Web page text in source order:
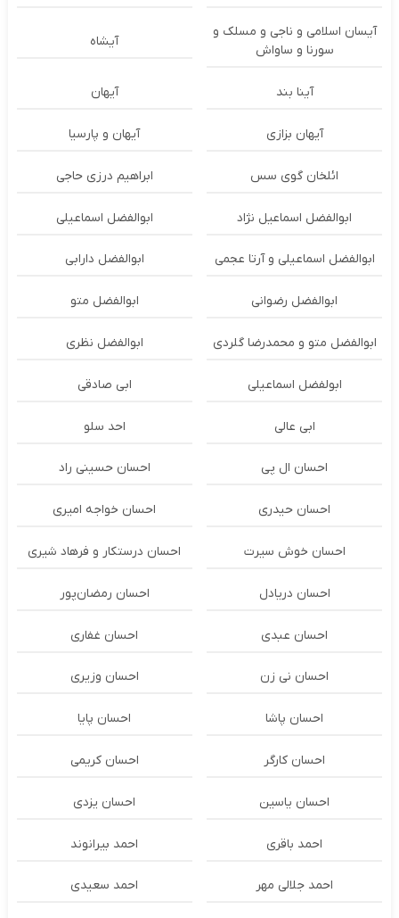
آیسان اسلامی و ناجی و مسلک و
سورنا و ساواش
آیشاه
آینا بند آیهان
آیهان بزازی آیهان و پارسیا
ائلخان گوی سس ابراهیم درزی حاجی
ابوالفضل اسماعیل نژاد ابوالفضل اسماعیلی
ابوالفضل اسماعیلی و آرتا عجمی ابوالفضل دارابی
ابوالفضل رضوانی ابوالفضل متو
ابوالفضل متو و محمدرضا گلردی ابوالفضل نظری
ابولفضل اسماعیلی ابی صادقی
ابی عالی احد سلو
احسان ال پی احسان حسینی راد
احسان حیدری احسان خواجه امیری
احسان خوش سیرت احسان درستكار و فرهاد شيرى
احسان دریادل احسان رمضان‌پور
احسان عبدی احسان غفاری
احسان نی زن احسان وزیری
احسان پاشا احسان پایا
احسان کارگر احسان کریمی
احسان یاسین احسان یزدی
احمد باقری احمد بیرانوند
احمد جلالی مهر احمد سعیدی